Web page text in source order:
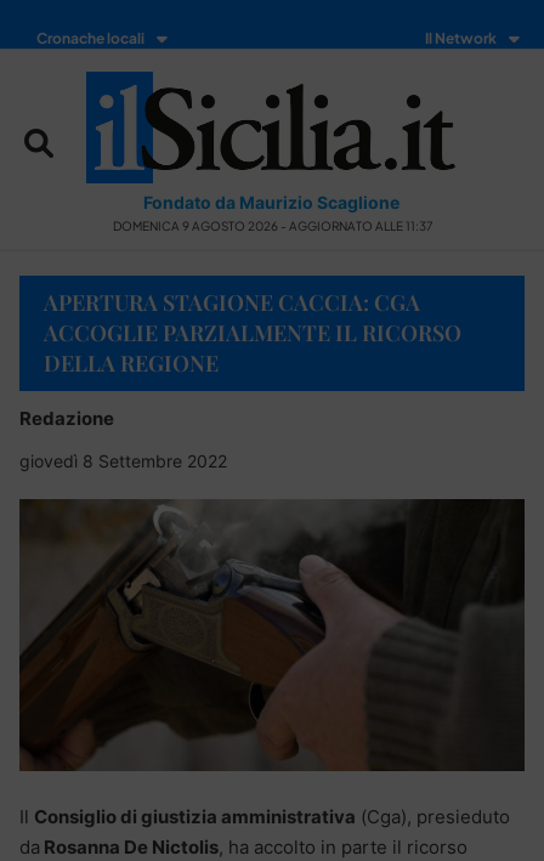
Cronache locali Il Network
Fondato da Maurizio Scaglione
DOMENICA 9 AGOSTO 2026 - AGGIORNATO ALLE 11:37
APERTURA STAGIONE CACCIA: CGA
ACCOGLIE PARZIALMENTE IL RICORSO
DELLA REGIONE
Redazione
giovedì 8 Settembre 2022
Il Consiglio di giustizia amministrativa (Cga), presieduto
da Rosanna De Nictolis, ha accolto in parte il ricorso